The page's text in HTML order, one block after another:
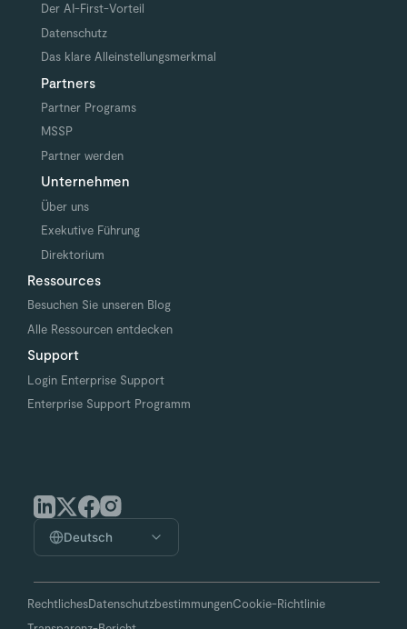
Der AI-First-Vorteil
Datenschutz
Das klare Alleinstellungsmerkmal
Partners
Partner Programs
MSSP
Partner werden
Unternehmen
Über uns
Exekutive Führung
Direktorium
Ressources
Besuchen Sie unseren Blog
Alle Ressourcen entdecken
Support
Login Enterprise Support
Enterprise Support Programm
Deutsch
RechtlichesDatenschutzbestimmungenCookie-Richtlinie